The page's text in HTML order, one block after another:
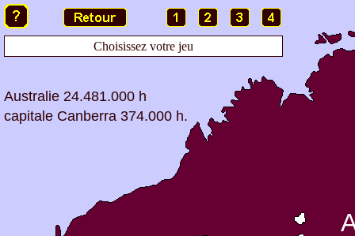
Australie 24.481.000 h
capitale Canberra 374.000 h.
Choisissez votre jeu